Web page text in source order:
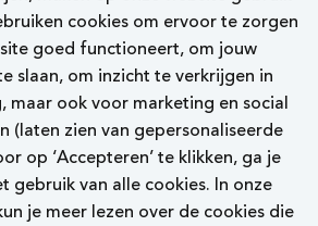
cookies om ervoor te zorgen
goed functioneert, om jouw
slaan, om inzicht te verkrijgen in
maar ook voor marketing en social
(laten zien van gepersonaliseerde
op ‘Accepteren’ te klikken, ga je
gebruik van alle cookies. In onze
je meer lezen over de cookies die